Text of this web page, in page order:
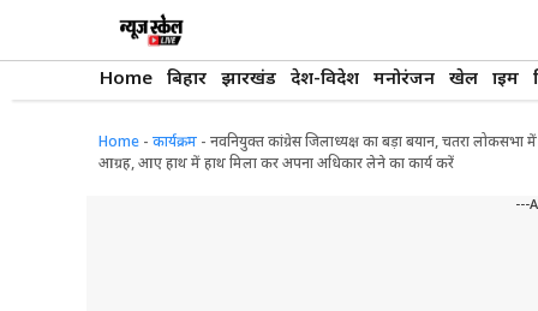
Home बिहार झारखंड देश-विदेश मनोरंजन खेल क्राइम
Home - कार्यक्रम - नवनियुक्त कांग्रेस जिलाध्यक्ष का बड़ा बयान, चतरा लोकसभा
आग्रह, आए हाथ में हाथ मिला कर अपना अधिकार लेने का कार्य करें
---